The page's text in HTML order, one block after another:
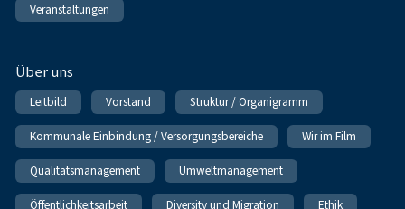
Veranstaltungen
Über uns
Leitbild Vorstand Struktur / Organigramm
Kommunale Einbindung / Versorgungsbereiche Wir im Film
Qualitätsmanagement Umweltmanagement
Öffentlichkeitsarbeit Diversity und Migration Ethik